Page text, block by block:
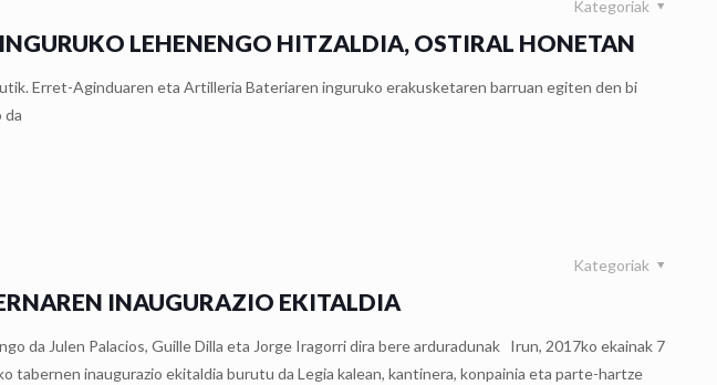
Kategoriak
LEHENENGO HITZALDIA, OSTIRAL HONETAN
Erret-Aginduaren eta Artilleria Bateriaren inguruko erakusketaren barruan egiten den bi
da
Kategoriak
INAUGURAZIO EKITALDIA
da Julen Palacios, Guille Dilla eta Jorge Iragorri dira bere arduradunak Irun, 2017ko ekainak 7
tabernen inaugurazio ekitaldia burutu da Legia kalean, kantinera, konpainia eta parte-hartze